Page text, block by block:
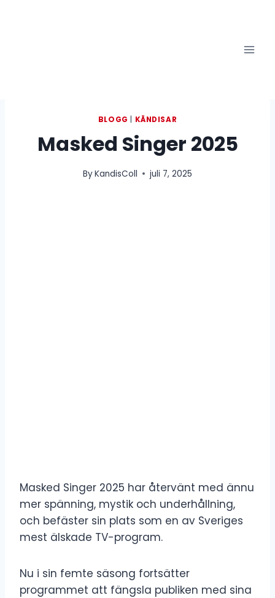
BLOGG KÄNDISAR
Masked Singer 2025
ByKandisColl juli 7, 2025
Masked Singer 2025 har återvänt med ännu
mer spänning, mystik och underhållning,
och befäster sin plats som en av Sveriges
mest älskade TV-program.
Nu i sin femte säsong fortsätter
programmet att fängsla publiken med sina